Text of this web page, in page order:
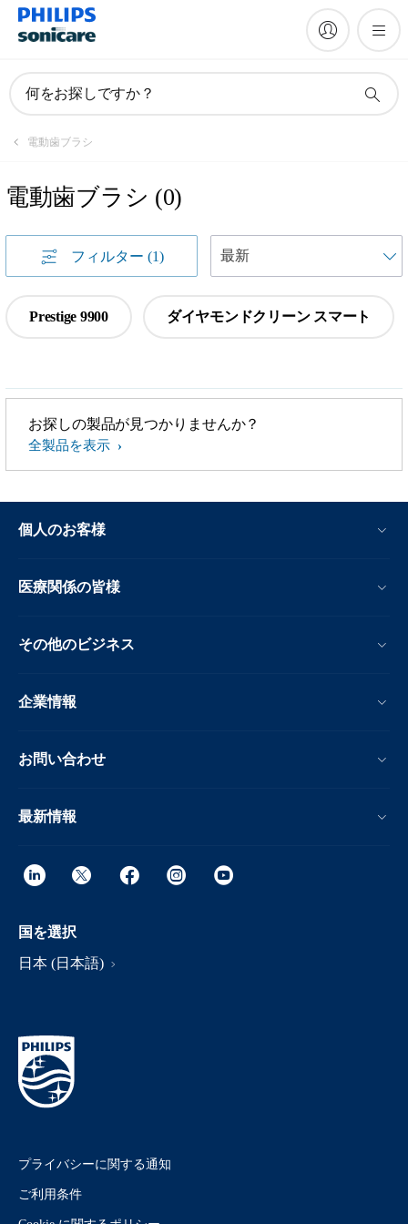
何をお探しですか？
電動歯ブラシ
電動歯ブラシ (0)
フィルター (1)
Prestige 9900 ダイヤモンドクリーン スマート
お探しの製品が見つかりませんか？
全製品を表示
個人のお客様
医療関係の皆様
その他のビジネス
企業情報
お問い合わせ
最新情報
国を選択
日本 (日本語)
プライバシーに関する通知
ご利用条件